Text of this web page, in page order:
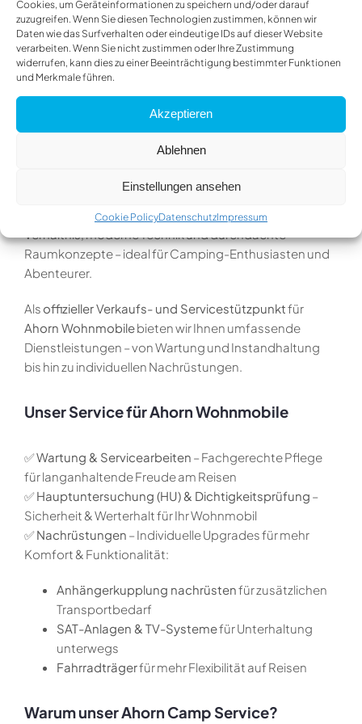
Cookies, um Geräteinformationen zu speichern und/oder darauf
zuzugreifen. Wenn Sie diesen Technologien zustimmen, können wir
Daten wie das Surfverhalten oder eindeutige IDs auf dieser Website
verarbeiten. Wenn Sie nicht zustimmen oder Ihre Zustimmung
widerrufen, kann dies zu einer Beeinträchtigung bestimmter Funktionen
und Merkmale führen.
Akzeptieren
Ablehnen
Einstellungen ansehen
Cookie PolicyDatenschutzImpressum
Ihr Ahorn Camp Spezialist –
Verkauf & Service für Ahorn
Wohnmobile
hochwertige und komfortableWohnmobile
überzeugt durch ein exzellentes Preis-Leistungs-
Verhältnis, moderne Technik und durchdachte
Raumkonzepte – ideal für Camping-Enthusiasten und
Abenteurer.
Als offizieller Verkaufs- und Servicestützpunktfür
Ahorn Wohnmobilebieten wir Ihnen umfassende
Dienstleistungen – von Wartung und Instandhaltung
bis hin zu individuellen Nachrüstungen.
Unser Service für Ahorn Wohnmobile
✅Wartung & Servicearbeiten – Fachgerechte Pflege
für langanhaltende Freude am Reisen
✅Hauptuntersuchung (HU) & Dichtigkeitsprüfung –
Sicherheit & Werterhalt für Ihr Wohnmobil
✅Nachrüstungen – Individuelle Upgrades für mehr
Komfort & Funktionalität:
Anhängerkupplung nachrüstenfür zusätzlichen
Transportbedarf
SAT-Anlagen & TV-Systemefür Unterhaltung
unterwegs
Fahrradträgerfür mehr Flexibilität auf Reisen
Warum unser Ahorn Camp Service?